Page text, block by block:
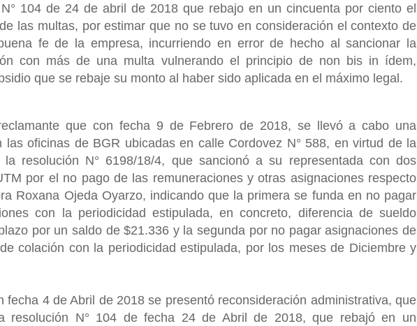
104 de 24 de abril de 2018 que rebajo en un cincuenta por ciento el
las multas, por estimar que no se tuvo en consideración el contexto de
fe de la empresa, incurriendo en error de hecho al sancionar la
con más de una multa vulnerando el principio de non bis in ídem,
que se rebaje su monto al haber sido aplicada en el máximo legal.
que con fecha 9 de Febrero de 2018, se llevó a cabo una
las oficinas de BGR ubicadas en calle Cordovez N° 588, en virtud de la
resolución N° 6198/18/4, que sancionó a su representada con dos
por el no pago de las remuneraciones y otras asignaciones respecto
Roxana Ojeda Oyarzo, indicando que la primera se funda en no pagar
con la periodicidad estipulada, en concreto, diferencia de sueldo
por un saldo de $21.336 y la segunda por no pagar asignaciones de
colación con la periodicidad estipulada, por los meses de Diciembre y
fecha 4 de Abril de 2018 se presentó reconsideración administrativa, que
resolución N° 104 de fecha 24 de Abril de 2018, que rebajó en un